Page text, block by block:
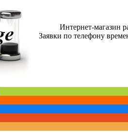
Интернет-магазин
Заявки по телефону